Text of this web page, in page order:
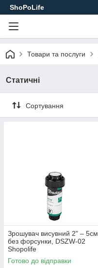
ShoPoLife
Товари та послуги
Статичні
Сортування
Зрошувач висувний 2" – 5см
без форсунки, DSZW-02
Shopolife
Готово до відправки